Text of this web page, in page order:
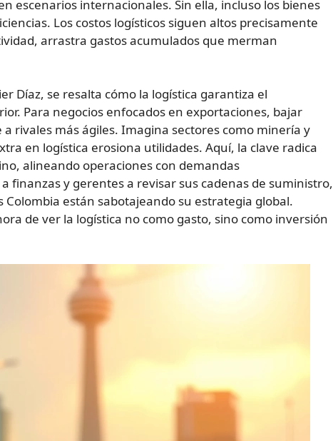
escenarios internacionales. Sin ella, incluso los bienes
Los costos logísticos siguen altos precisamente
arrastra gastos acumulados que merman
Díaz, se resalta cómo la logística garantiza el
Para negocios enfocados en exportaciones, bajar
rivales más ágiles. Imagina sectores como minería y
en logística erosiona utilidades. Aquí, la clave radica
alineando operaciones con demandas
finanzas y gerentes a revisar sus cadenas de suministro,
Colombia están sabotajeando su estrategia global.
de ver la logística no como gasto, sino como inversión